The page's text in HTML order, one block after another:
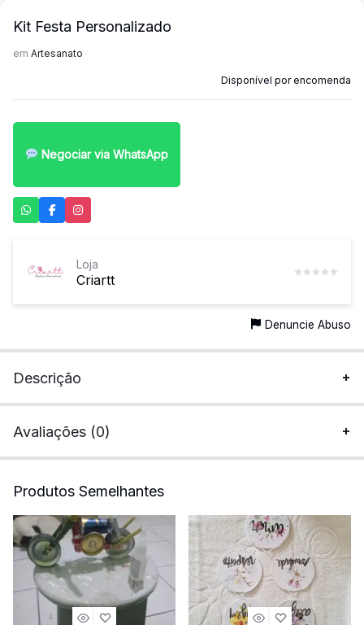
mais
precisa!
Kit Festa Personalizado
em Artesanato
Disponível por encomenda
Negociar via WhatsApp
Criartt
Loja
Denuncie Abuso
Descrição
Avaliações (0)
Produtos Semelhantes